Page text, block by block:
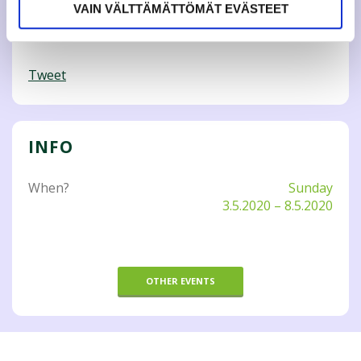
VAIN VÄLTTÄMÄTTÖMÄT EVÄSTEET
Tweet
INFO
When?
Sunday
3.5.2020 – 8.5.2020
OTHER EVENTS